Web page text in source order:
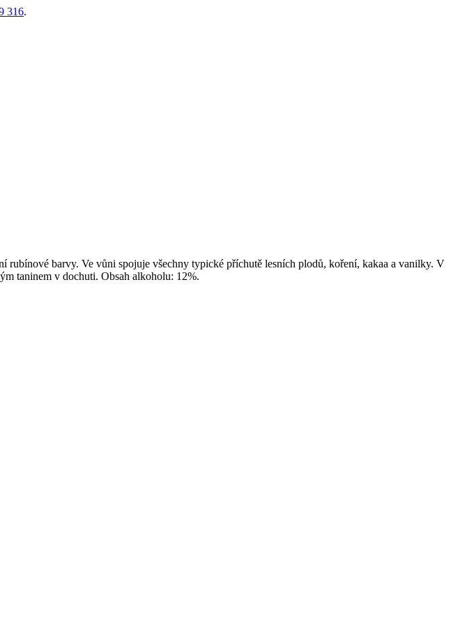
316.
barvy. Ve vůni spojuje všechny typické příchutě lesních plodů, koření, kakaa a vanilky. V
taninem v dochuti. Obsah alkoholu: 12%.